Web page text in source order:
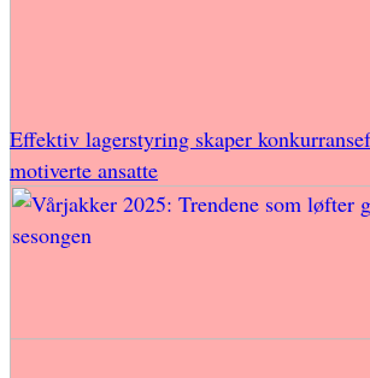
Effektiv lagerstyring skaper
motiverte ansatte